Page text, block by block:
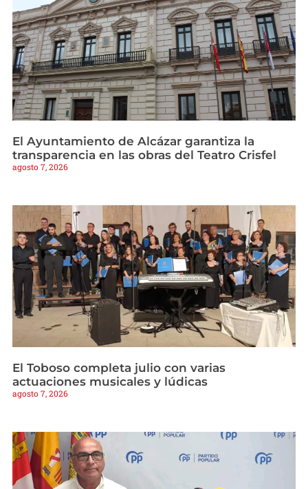
El Ayuntamiento de Alcázar garantiza la
transparencia en las obras del Teatro Crisfel
agosto 7, 2026
El Toboso completa julio con varias
actuaciones musicales y lúdicas
agosto 7, 2026